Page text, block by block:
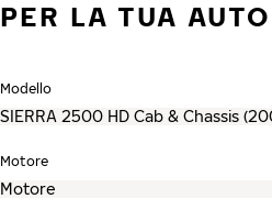
PER LA TUA
Modello
Motore